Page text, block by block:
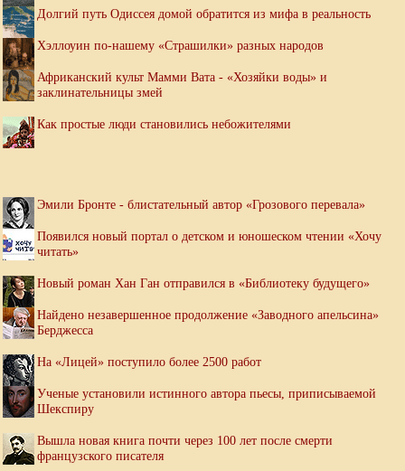
Долгий путь Одиссея домой обратится из мифа в реальность
Хэллоуин по-нашему «Страшилки» разных народов
Африканский культ Мамми Вата - «Хозяйки воды» и
заклинательницы змей
Как простые люди становились небожителями
Эмили Бронте - блистательный автор «Грозового перевала»
Появился новый портал о детском и юношеском чтении «Хочу
читать»
Новый роман Хан Ган отправился в «Библиотеку будущего»
Найдено незавершенное продолжение «Заводного апельсина»
Берджесса
На «Лицей» поступило более 2500 работ
Ученые установили истинного автора пьесы, приписываемой
Шекспиру
Вышла новая книга почти через 100 лет после смерти
французского писателя